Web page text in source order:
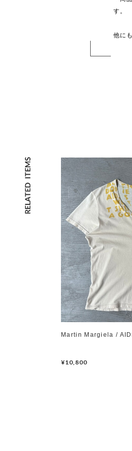
す。
他に
Martin Margiela /
¥10,800